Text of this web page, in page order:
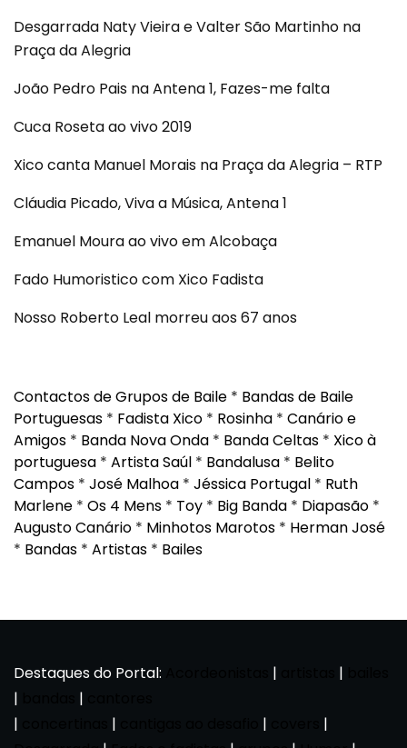
Desgarrada Naty Vieira e Valter São Martinho na
Praça da Alegria
João Pedro Pais na Antena 1, Fazes-me falta
Cuca Roseta ao vivo 2019
Xico canta Manuel Morais na Praça da Alegria – RTP
Cláudia Picado, Viva a Música, Antena 1
Emanuel Moura ao vivo em Alcobaça
Fado Humoristico com Xico Fadista
Nosso Roberto Leal morreu aos 67 anos
Contactos de Grupos de Baile * Bandas de Baile
Portuguesas * Fadista Xico * Rosinha * Canário e
Amigos * Banda Nova Onda * Banda Celtas * Xico à
portuguesa * Artista Saúl * Bandalusa * Belito
Campos * José Malhoa * Jéssica Portugal * Ruth
Marlene * Os 4 Mens * Toy * Big Banda * Diapasão *
Augusto Canário * Minhotos Marotos * Herman José
* Bandas * Artistas * Bailes
Destaques do Portal: | |
|
|
|
| |
|